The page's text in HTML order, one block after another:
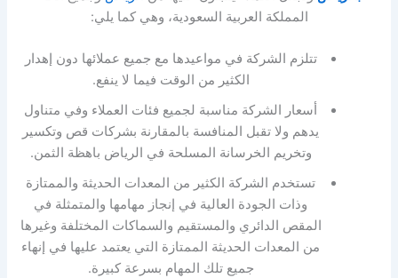
المملكة العربية السعودية، وهي كما يلي:
تتلزم الشركة في مواعيدها مع جميع عملائها دون إهدار
الكثير من الوقت فيما لا ينفع.
أسعار الشركة مناسبة لجميع فئات العملاء وفي متناول
يدهم ولا تقبل المنافسة بالمقارنة بشركات قص وتكسير
وتخريم الخرسانة المسلحة في الرياض باهظة الثمن.
تستخدم الشركة الكثير من المعدات الحديثة والممتازة
وذات الجودة العالية في إنجاز مهامها والمتمثلة في
المقص الدائري والمستقيم والسماكات المختلفة وغيرها
من المعدات الحديثة الممتازة التي يعتمد عليها في إنهاء
جميع تلك المهام بسرعة كبيرة.